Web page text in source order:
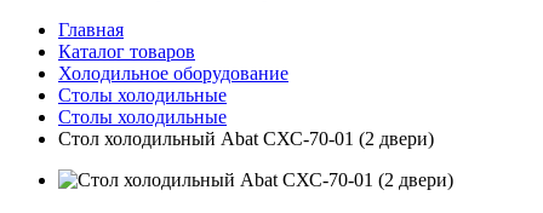
Главная
Каталог товаров
Холодильное оборудование
Столы холодильные
Столы холодильные
Стол холодильный Abat СХС-70-01 (2 двери)